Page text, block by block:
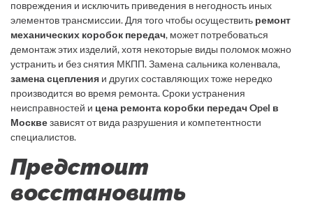
повреждения и исключить приведения в негодность иных
элементов трансмиссии. Для того чтобы осуществить ремонт
механических коробок передач, может потребоваться
демонтаж этих изделий, хотя некоторые виды поломок можно
устранить и без снятия МКПП. Замена сальника коленвала,
замена сцепления и других составляющих тоже нередко
производится во время ремонта. Сроки устранения
неисправностей и цена ремонта коробки передач Opel в
Москвезависят от вида разрушения и компетентности
специалистов.
Предстоит
восстановить